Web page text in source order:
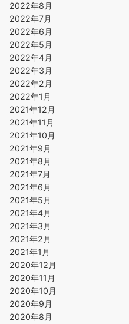
2022年8月
2022年7月
2022年6月
2022年5月
2022年4月
2022年3月
2022年2月
2022年1月
2021年12月
2021年11月
2021年10月
2021年9月
2021年8月
2021年7月
2021年6月
2021年5月
2021年4月
2021年3月
2021年2月
2021年1月
2020年12月
2020年11月
2020年10月
2020年9月
2020年8月